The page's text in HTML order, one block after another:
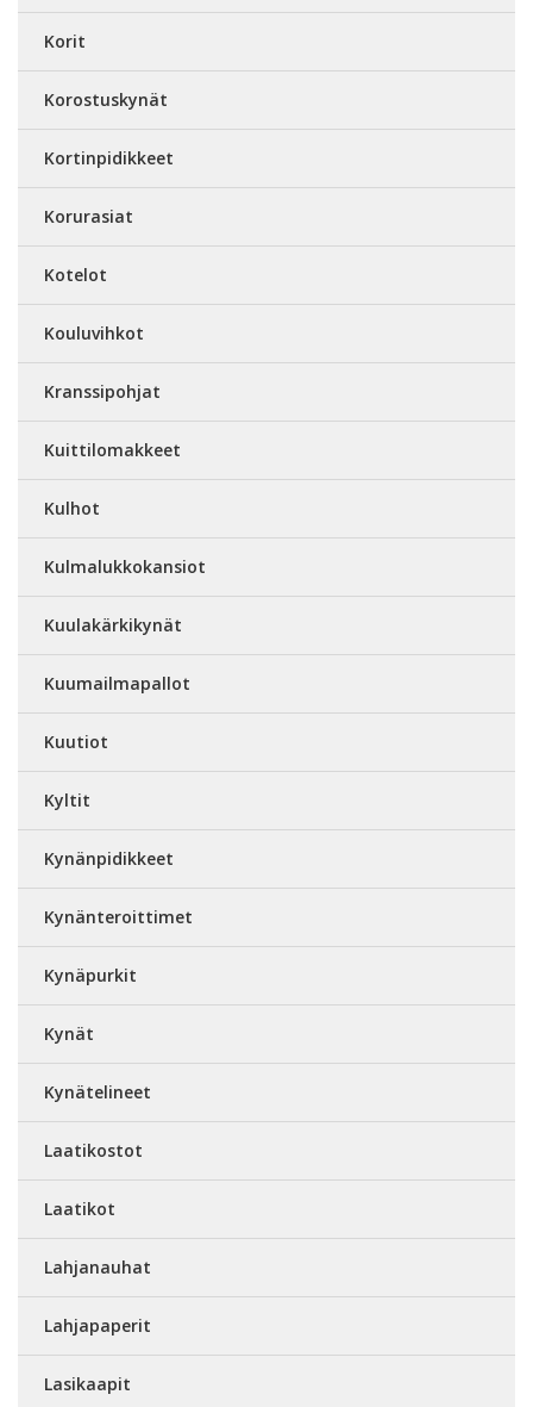
Korit
Korostuskynät
Kortinpidikkeet
Korurasiat
Kotelot
Kouluvihkot
Kranssipohjat
Kuittilomakkeet
Kulhot
Kulmalukkokansiot
Kuulakärkikynät
Kuumailmapallot
Kuutiot
Kyltit
Kynänpidikkeet
Kynänteroittimet
Kynäpurkit
Kynät
Kynätelineet
Laatikostot
Laatikot
Lahjanauhat
Lahjapaperit
Lasikaapit